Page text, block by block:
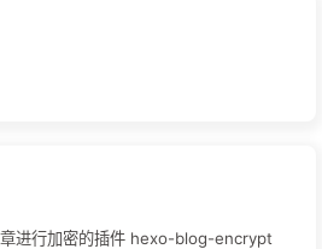
进行加密的插件 hexo-blog-encrypt